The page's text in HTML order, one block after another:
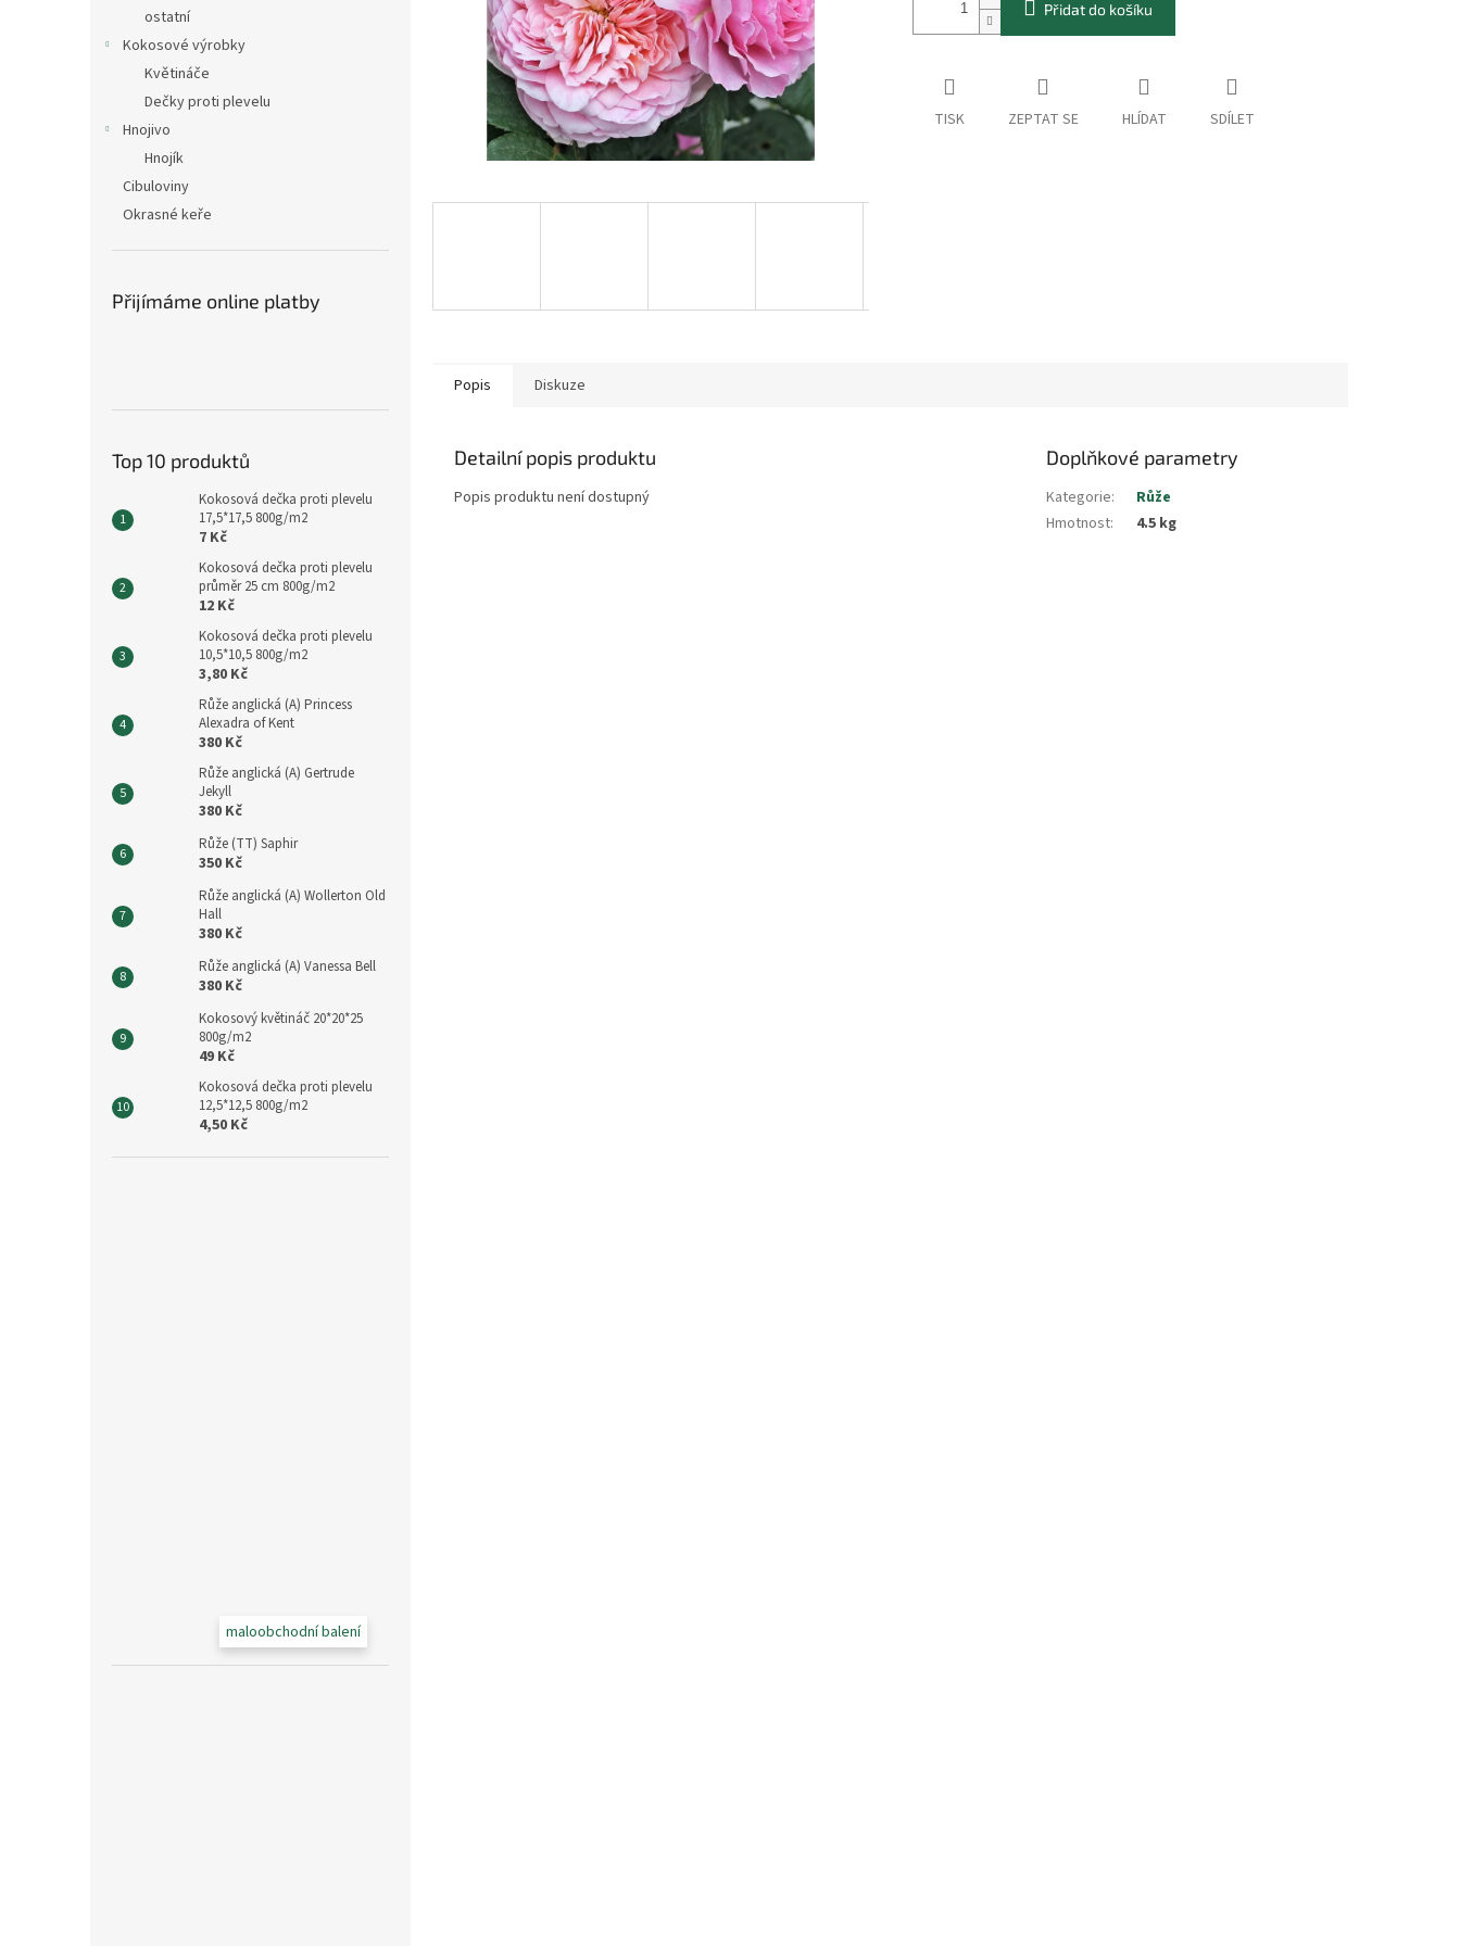
ostatní
Kokosové výrobky
Květináče
Dečky proti plevelu
Hnojivo
Hnojík
Cibuloviny
Okrasné keře
Přijímáme online platby
Top 10 produktů
Kokosová dečka proti plevelu
17,5*17,5 800g/m2
7 Kč
Kokosová dečka proti plevelu
průměr 25 cm 800g/m2
12 Kč
Kokosová dečka proti plevelu
10,5*10,5 800g/m2
3,80 Kč
Růže anglická (A) Princess
Alexadra of Kent
380 Kč
Růže anglická (A) Gertrude
Jekyll
380 Kč
Růže (TT) Saphir
350 Kč
Růže anglická (A) Wollerton Old
Hall
380 Kč
Růže anglická (A) Vanessa Bell
380 Kč
Kokosový květináč 20*20*25
800g/m2
49 Kč
Kokosová dečka proti plevelu
12,5*12,5 800g/m2
4,50 Kč
maloobchodní balení
Přidat do košíku
TISK ZEPTAT SE HLÍDAT SDÍLET
Popis Diskuze
Detailní popis produktu
Popis produktu není dostupný
Doplňkové parametry
Kategorie:
Růže
Hmotnost: 4.5 kg